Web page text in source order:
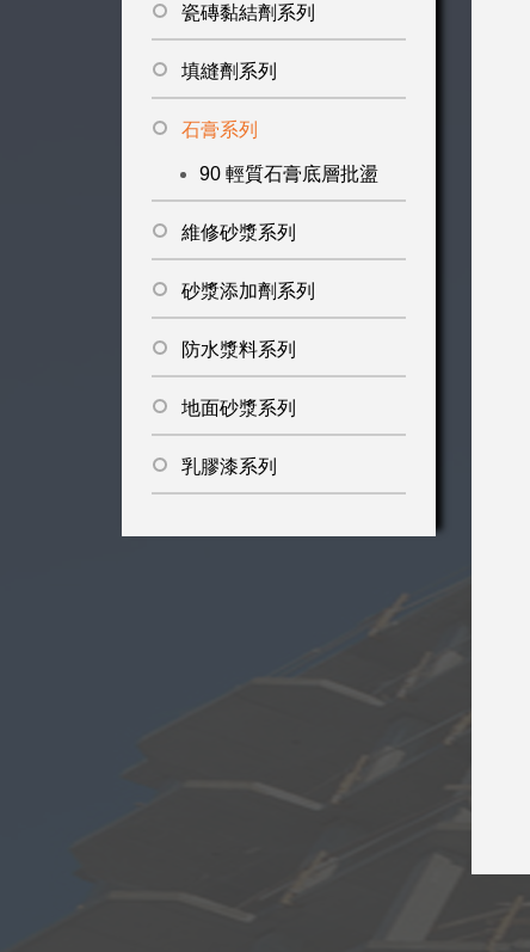
瓷磚黏結劑系列
填縫劑系列
石膏系列
90 輕質石膏底層批盪
維修砂漿系列
砂漿添加劑系列
防水漿料系列
地面砂漿系列
乳膠漆系列